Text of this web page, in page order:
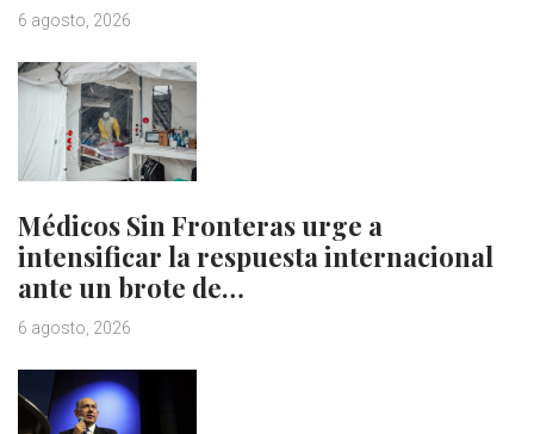
6 agosto, 2026
Médicos Sin Fronteras urge a
intensificar la respuesta internacional
ante un brote de…
6 agosto, 2026